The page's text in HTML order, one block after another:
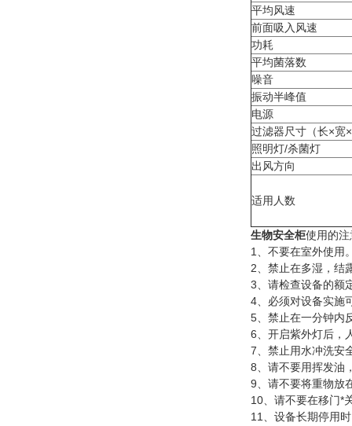
平均风速
前面吸入风速
功耗
平均菌落数
噪音
振动半峰值
电源
过滤器尺寸（长×宽
照明灯/杀菌灯
出风方向
适用人数
生物安全柜使用的
1、不要在室外使用
2、禁止在多湿，结
3、请检查设备的额
4、必须对设备实施
5、禁止在一分钟内
6、开启紫外灯后，
7、禁止用水冲洗安
8、请不要用挥发油
9、请不要将重物放
10、请不要在移门*
11、设备长期停用